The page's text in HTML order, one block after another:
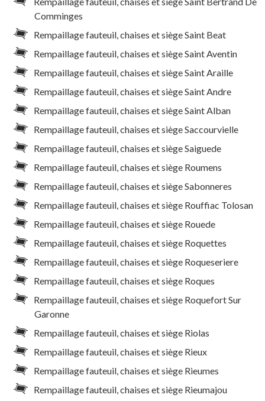
Comminges
Rempaillage fauteuil, chaises et siège Saint Beat
Rempaillage fauteuil, chaises et siège Saint Aventin
Rempaillage fauteuil, chaises et siège Saint Araille
Rempaillage fauteuil, chaises et siège Saint Andre
Rempaillage fauteuil, chaises et siège Saint Alban
Rempaillage fauteuil, chaises et siège Saccourvielle
Rempaillage fauteuil, chaises et siège Saiguede
Rempaillage fauteuil, chaises et siège Roumens
Rempaillage fauteuil, chaises et siège Sabonneres
Rempaillage fauteuil, chaises et siège Rouffiac Tolosan
Rempaillage fauteuil, chaises et siège Rouede
Rempaillage fauteuil, chaises et siège Roquettes
Rempaillage fauteuil, chaises et siège Roqueseriere
Rempaillage fauteuil, chaises et siège Roques
Rempaillage fauteuil, chaises et siège Roquefort Sur
Garonne
Rempaillage fauteuil, chaises et siège Riolas
Rempaillage fauteuil, chaises et siège Rieux
Rempaillage fauteuil, chaises et siège Rieumes
Rempaillage fauteuil, chaises et siège Rieumajou